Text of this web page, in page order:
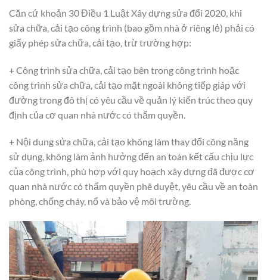
Căn cứ khoản 30 Điều 1 Luật Xây dựng sửa đổi 2020, khi
sửa chữa, cải tạo công trình (bao gồm nhà ở riêng lẻ) phải có
giấy phép sửa chữa, cải tạo, trừ trường hợp:
+ Công trình sửa chữa, cải tạo bên trong công trình hoặc
công trình sửa chữa, cải tạo mặt ngoài không tiếp giáp với
đường trong đô thị có yêu cầu về quản lý kiến trúc theo quy
định của cơ quan nhà nước có thẩm quyền.
+ Nội dung sửa chữa, cải tạo không làm thay đổi công năng
sử dụng, không làm ảnh hưởng đến an toàn kết cấu chịu lực
của công trình, phù hợp với quy hoạch xây dựng đã được cơ
quan nhà nước có thẩm quyền phê duyệt, yêu cầu về an toàn
phòng, chống cháy, nổ và bảo vệ môi trường.